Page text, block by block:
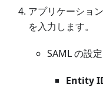
アプリケーショ
を入力します。
SAML の設
Entity